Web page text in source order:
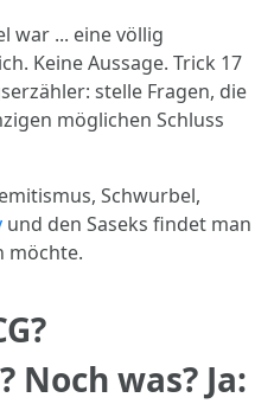
war ... eine völlig
Keine Aussage. Trick 17
stelle Fragen, die
möglichen Schluss
Schwurbel,
und den Saseks findet man
möchte.
Noch was? Ja: